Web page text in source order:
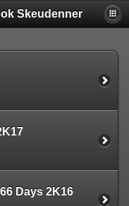
Skeudenner
Days 2K16